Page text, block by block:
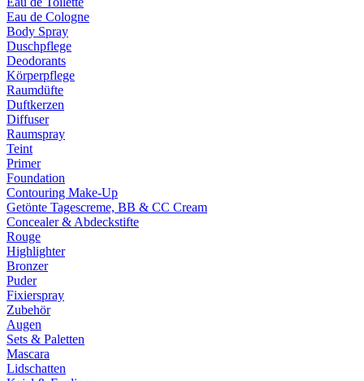
Eau de Cologne
Body Spray
Duschpflege
Deodorants
Körperpflege
Raumdüfte
Duftkerzen
Diffuser
Raumspray
Teint
Primer
Foundation
Contouring Make-Up
Getönte Tagescreme, BB & CC Cream
Concealer & Abdeckstifte
Rouge
Highlighter
Bronzer
Puder
Fixierspray
Zubehör
Augen
Sets & Paletten
Mascara
Lidschatten